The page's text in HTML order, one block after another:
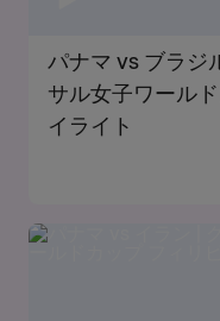
パナマ vs ブラジ
サル女子ワール
イライト